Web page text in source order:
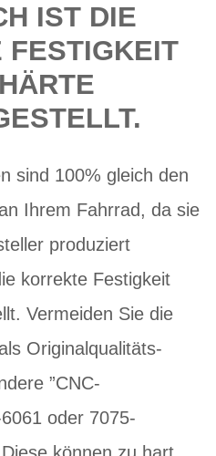
IST DIE
FESTIGKEIT
sind 100% gleich den
Ihrem Fahrrad, da sie
produziert
korrekte Festigkeit
Vermeiden Sie die
Originalqualitäts-
”CNC-
oder 7075-